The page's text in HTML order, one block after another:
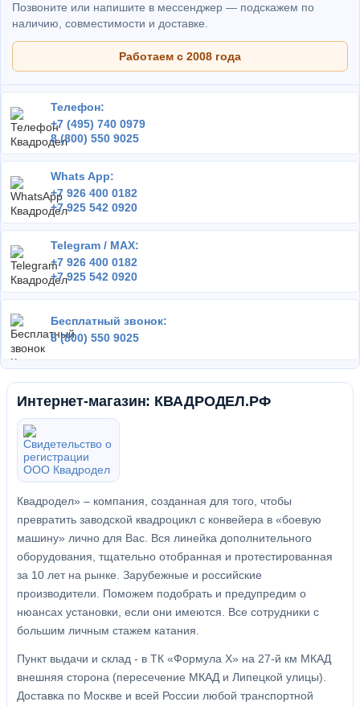
Позвоните или напишите в мессенджер — подскажем по
наличию, совместимости и доставке.
Работаем с 2008 года
Телефон:
+7 (495) 740 0979
8 (800) 550 9025
Whats App:
+7 926 400 0182
+7 925 542 0920
Telegram / MAX:
+7 926 400 0182
+7 925 542 0920
Бесплатный звонок:
8 (800) 550 9025
Интернет-магазин: КВАДРОДЕЛ.РФ
Квадродел» – компания, созданная для того, чтобы
превратить заводской квадроцикл с конвейера в «боевую
машину» лично для Вас. Вся линейка дополнительного
оборудования, тщательно отобранная и протестированная
за 10 лет на рынке. Зарубежные и российские
производители. Поможем подобрать и предупредим о
нюансах установки, если они имеются. Все сотрудники с
большим личным стажем катания.
Пункт выдачи и склад - в ТК «Формула X» на 27-й км МКАД
внешняя сторона (пересечение МКАД и Липецкой улицы).
Доставка по Москве и всей России любой транспортной